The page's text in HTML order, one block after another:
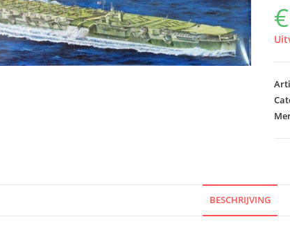
€
BESCHRIJVING